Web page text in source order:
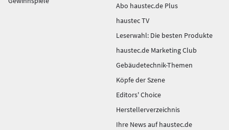
Abo haustec.de Plus
haustec TV
Leserwahl: Die besten Produkte
haustec.de Marketing Club
Gebäudetechnik-Themen
Köpfe der Szene
Editors' Choice
Herstellerverzeichnis
Ihre News auf haustec.de